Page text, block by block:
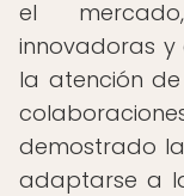
el
innovadoras
la atención
demostrado
adaptarse a